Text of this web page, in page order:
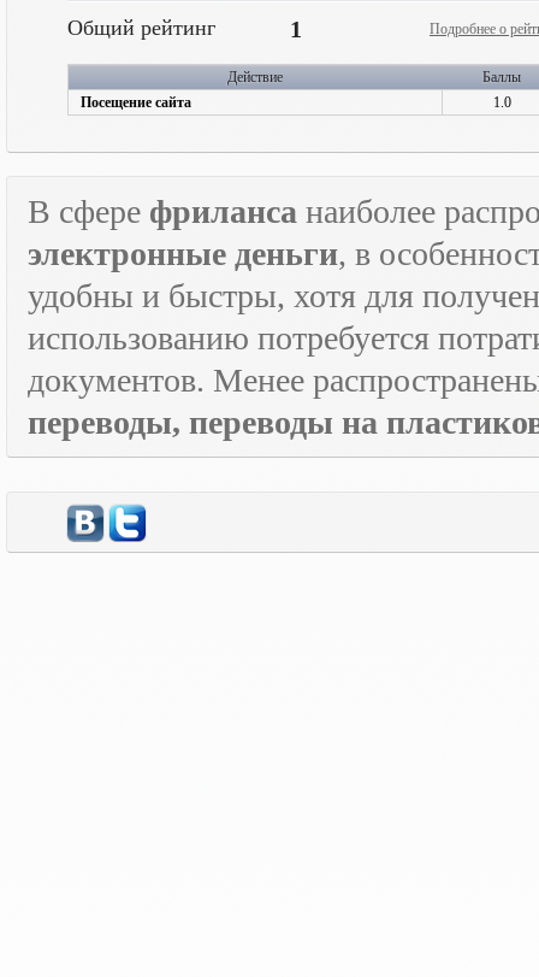
Общий рейтинг 1 Подробнее о
Действие
Баллы
Посещение сайта
1.0
В сфере фриланса наиболее
электронные деньги, в
удобны и быстры, хотя для
использованию потребуется
документов. Менее
переводы, переводы на